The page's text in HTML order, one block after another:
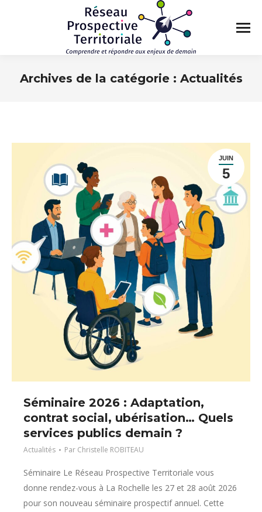
Archives de la catégorie : Actualités
JUIN
5
Séminaire 2026 : Adaptation,
contrat social, ubérisation… Quels
services publics demain ?
Actualités Par Christelle ROBITEAU
Séminaire Le Réseau Prospective Territoriale vous
donne rendez-vous à La Rochelle les 27 et 28 août 2026
pour son nouveau séminaire prospectif annuel. Cette